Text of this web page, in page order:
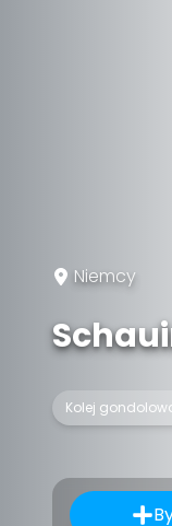
Niemcy
Kolej